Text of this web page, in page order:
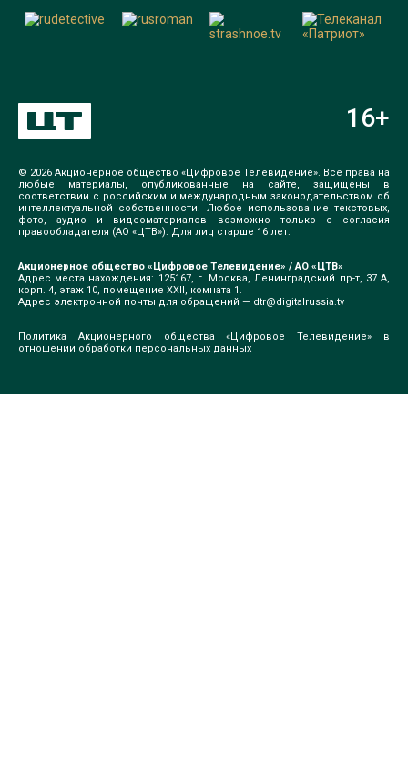
© 2026 Акционерное общество «Цифровое Телевидение». Все права на
любые материалы, опубликованные на сайте, защищены в
соответствии с российским и международным законодательством об
интеллектуальной собственности. Любое использование текстовых,
фото, аудио и видеоматериалов возможно только с согласия
правообладателя (АО «ЦТВ»). Для лиц старше 16 лет.
Акционерное общество «Цифровое Телевидение» / АО «ЦТВ»
Адрес места нахождения: 125167, г. Москва, Ленинградский пр-т, 37 А,
корп. 4, этаж 10, помещение XXII, комната 1.
Адрес электронной почты для обращений — dtr@digitalrussia.tv
Политика Акционерного общества «Цифровое Телевидение» в
отношении обработки персональных данных
16+